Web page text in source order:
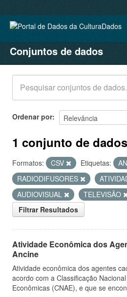
CONJUNTOS DE DADOS
ORGANIZAÇÕES
GRUPOS
SOBRE
Conjuntos de dados
Ordenar por
1 conjunto de
Formatos: CSV Etiquetas:
RADIODIFUSORES
AUDIOVISUAL
TELEVISÃO
Filtrar Resultados
Atividade Econômica dos
Ancine
Atividade econômica dos agentes
acordo com a Classificação
Econômicas (CNAE), e que se